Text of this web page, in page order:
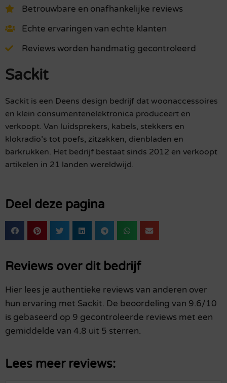
Betrouwbare en onafhankelijke reviews
Echte ervaringen van echte klanten
Reviews worden handmatig gecontroleerd
Sackit
Sackit is een Deens design bedrijf dat woonaccessoires
en klein consumentenelektronica produceert en
verkoopt. Van luidsprekers, kabels, stekkers en
klokradio’s tot poefs, zitzakken, dienbladen en
barkrukken. Het bedrijf bestaat sinds 2012 en verkoopt
artikelen in 21 landen wereldwijd.
Deel deze pagina
Reviews over dit bedrijf
Hier lees je authentieke reviews van anderen over
hun ervaring met Sackit. De beoordeling van 9.6/10
is gebaseerd op 9 gecontroleerde reviews met een
gemiddelde van 4.8 uit 5 sterren.
Lees meer reviews: